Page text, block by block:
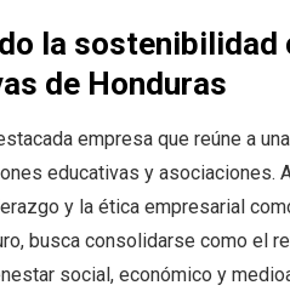
la
de Honduras
empresa que reúne a
educativas y asociaciones.
y la ética empresarial
busca consolidarse como el
social, económico y